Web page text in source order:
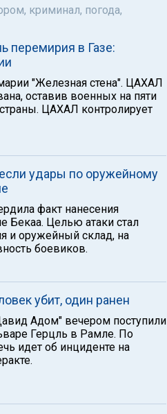
криминал, погода,
перемирия в Газе:
"Железная стена". ЦАХАЛ
оставив военных на пяти
ЦАХАЛ контролирует
удары по оружейному
факт нанесения
Бекаа. Целью атаки стал
и оружейный склад, на
боевиков.
убит, один ранен
Адом" вечером поступили
Герцль в Рамле. По
идет об инциденте на